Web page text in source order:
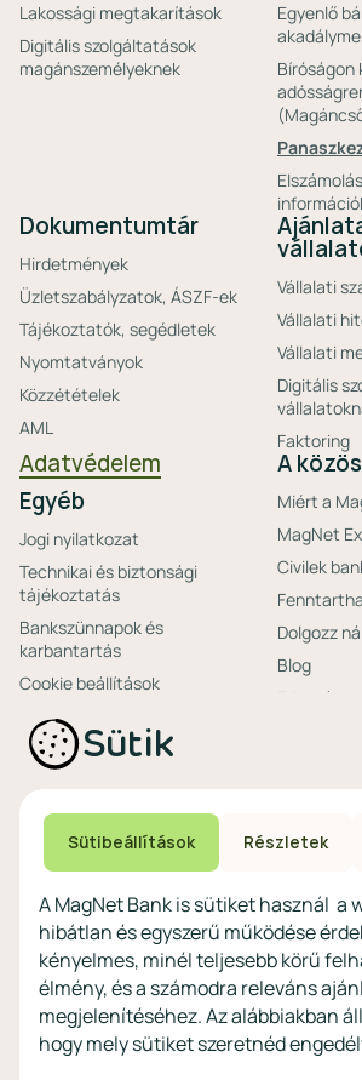
Lakossági megtakarítások
Digitális szolgáltatások
magánszemélyeknek
Egyenlő
Bíróságon
Dokumentumtár
Hirdetmények
Üzletszabályzatok, ÁSZF-ek
Tájékoztatók, segédletek
Nyomtatványok
Közzétételek
AML
Vállalati
Vállalati
Vállalati
Digitális
Faktoring
Adatvédelem
Egyéb
Jogi nyilatkozat
Technikai és biztonsági
tájékoztatás
Bankszünnapok és
karbantartás
Cookie beállítások
A
Miért a
MagNet
Civilek
Dolgozz
Blog
Friss hírek
Ajánlataink non-
profitoknak
számlacsomagok
Megtakarítások non-
profitoknak
Digitális szolgáltatások non-
profitoknak
eszközökön
honlapra!
Sütik
Sütibeállítások Részletek
A MagNet Bank is sütiket használ a
hibátlan és egyszerű működése
kényelmes, minél teljesebb körű
élmény, és a számodra releváns
megjelenítéséhez. Az alábbiakban
hogy mely sütiket szeretnéd